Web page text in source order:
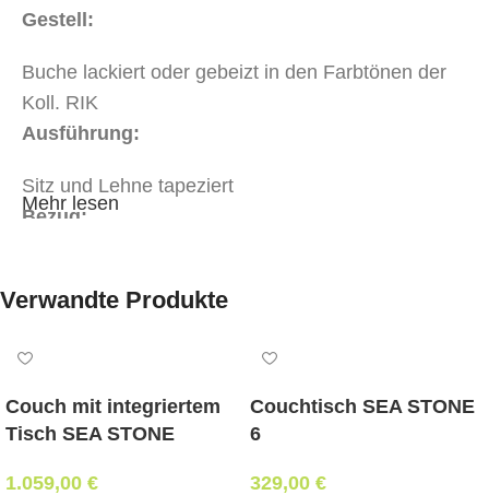
Gestell:
Buche lackiert oder gebeizt in den Farbtönen der
Koll. RIK
Ausführung:
Sitz und Lehne tapeziert
Bezug:
MER-1
MER-2
tapeziert mit Ihrem beigestellten Eigenbezug*
Mehr lesen
Verwandte Produkte
Couch mit integriertem
Tisch SEA STONE
1.059,00 €
Couchtisch SEA STONE
6
329,00 €